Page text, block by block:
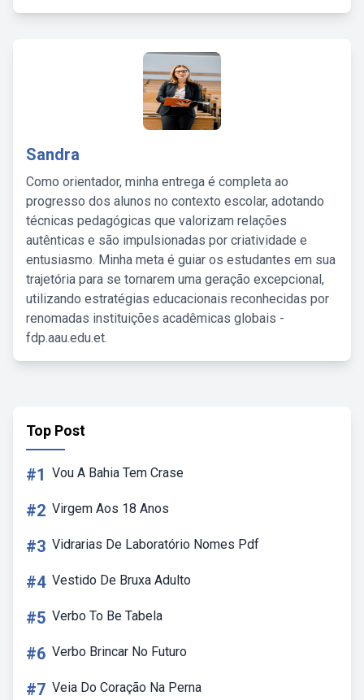
Sandra
Como orientador, minha entrega é completa ao
progresso dos alunos no contexto escolar, adotando
técnicas pedagógicas que valorizam relações
autênticas e são impulsionadas por criatividade e
entusiasmo. Minha meta é guiar os estudantes em sua
trajetória para se tornarem uma geração excepcional,
utilizando estratégias educacionais reconhecidas por
renomadas instituições acadêmicas globais -
fdp.aau.edu.et.
Top Post
#1 Vou A Bahia Tem Crase
#2 Virgem Aos 18 Anos
#3 Vidrarias De Laboratório Nomes Pdf
#4 Vestido De Bruxa Adulto
#5 Verbo To Be Tabela
#6 Verbo Brincar No Futuro
#7 Veia Do Coração Na Perna